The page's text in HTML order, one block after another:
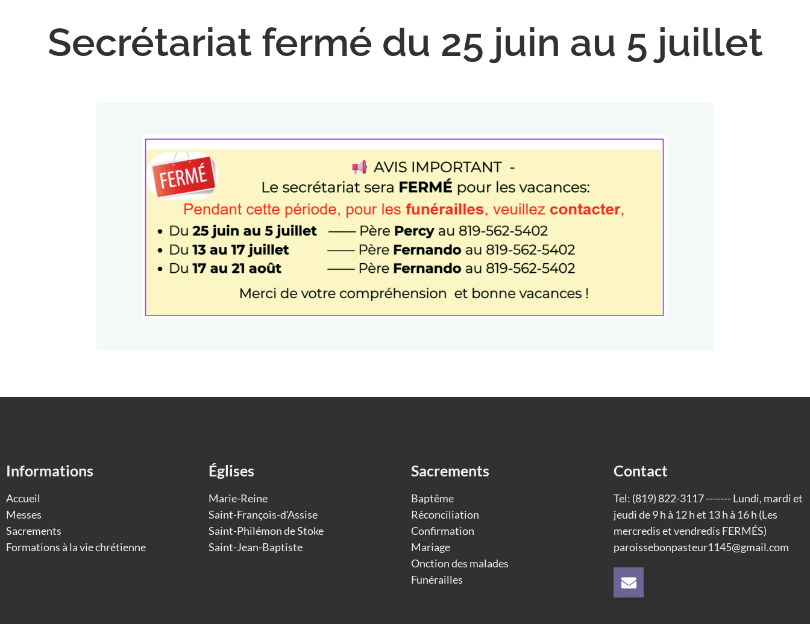
Secrétariat fermé du 25 juin au 5 juillet
Informations
Accueil
Messes
Sacrements
Formations à la vie chrétienne
Églises
Marie-Reine
Saint-François-d'Assise
Saint-Philémon de Stoke
Saint-Jean-Baptiste
Sacrements
Baptême
Réconciliation
Confirmation
Mariage
Onction des malades
Funérailles
Contact
Tel: (819) 822-3117 ------- Lundi, mardi et
jeudi de 9 h à 12 h et 13 h à 16 h (Les
mercredis et vendredis FERMÉS)
paroissebonpasteur1145@gmail.com